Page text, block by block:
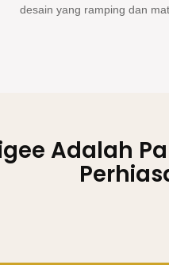
komitmen kami terhadap
Adalah